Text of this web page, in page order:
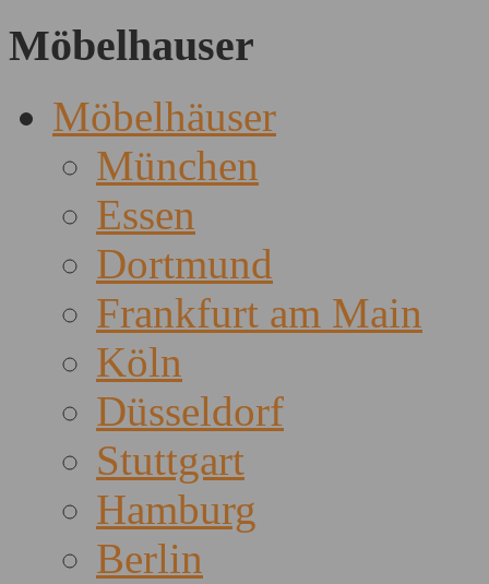
Möbelhauser
Möbelhäuser
München
Essen
Dortmund
Frankfurt am Main
Köln
Düsseldorf
Stuttgart
Hamburg
Berlin